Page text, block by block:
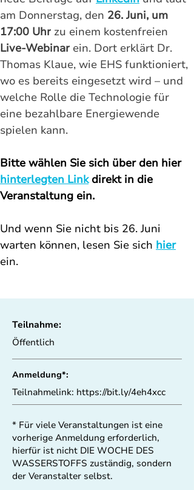
am Donnerstag, den 26. Juni, um
17:00 Uhr zu einem kostenfreien
Live-Webinar ein. Dort erklärt Dr.
Thomas Klaue, wie EHS funktioniert,
wo es bereits eingesetzt wird – und
welche Rolle die Technologie für
eine bezahlbare Energiewende
spielen kann.
Bitte wählen Sie sich über den hier
hinterlegten Link direkt in die
Veranstaltung ein.
Und wenn Sie nicht bis 26. Juni
warten können, lesen Sie sich hier
ein.
Teilnahme:
Öffentlich
Anmeldung*:
Teilnahmelink: https://bit.ly/4eh4xcc
* Für viele Veranstaltungen ist eine
vorherige Anmeldung erforderlich,
hierfür ist nicht DIE WOCHE DES
WASSERSTOFFS zuständig, sondern
der Veranstalter selbst.